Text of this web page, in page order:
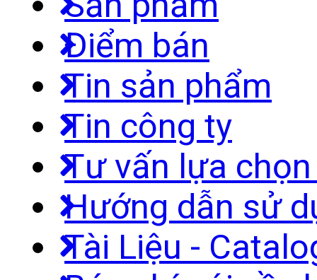
Điểm bán
Tin sản phẩm
Tin công ty
Tư vấn lựa
Hướng dẫn sử
Tài Liệu -